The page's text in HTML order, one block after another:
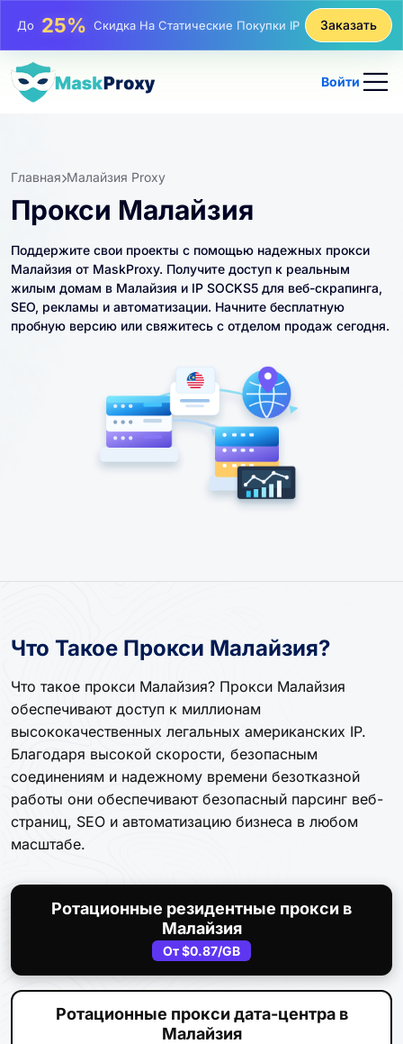
До 81%Скидка На Чередующиеся Покупки IP Заказать
Войти
Главная Малайзия Proxy
Прокси Малайзия
Поддержите свои проекты с помощью надежных прокси
Малайзия от MaskProxy. Получите доступ к реальным
жилым домам в Малайзия и IP SOCKS5 для веб-скрапинга,
SEO, рекламы и автоматизации. Начните бесплатную
пробную версию или свяжитесь с отделом продаж сегодня.
Что Такое Прокси Малайзия?
Что такое прокси Малайзия? Прокси Малайзия
обеспечивают доступ к миллионам
высококачественных легальных американских IP.
Благодаря высокой скорости, безопасным
соединениям и надежному времени безотказной
работы они обеспечивают безопасный парсинг веб-
страниц, SEO и автоматизацию бизнеса в любом
масштабе.
Ротационные резидентные прокси в
Малайзия
От$0.87/GB
Ротационные прокси дата-центра в
Малайзия